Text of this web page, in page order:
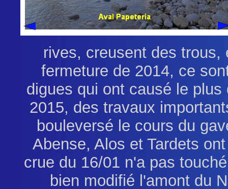
.
rives, creusent des
fermeture de 2014, ce
digues qui ont causé le
2015, des travaux
bouleversé le cours du
Abense, Alos et Tardets
crue du 16/01 n'a pas
bien modifié l'amont du